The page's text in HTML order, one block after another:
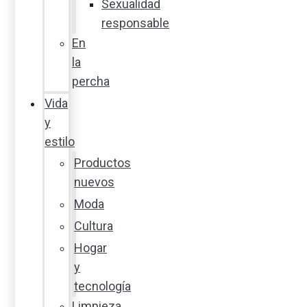
Sexualidad
responsable
En
la
percha
Vida
y
estilo
Productos
nuevos
Moda
Cultura
Hogar
y
tecnología